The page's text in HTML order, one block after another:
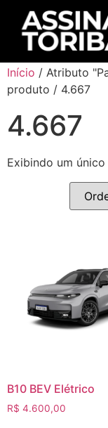
Início / Atributo
produto / 4.667
4.667
Exibindo um
B10 BEV Elétrico
R$ 4.600,00